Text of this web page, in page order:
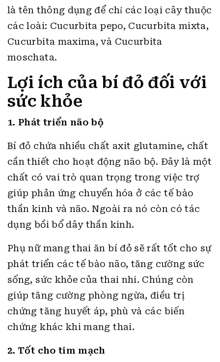
là tên thông dụng để chỉ các loại cây thuộc
các loài: Cucurbita pepo, Cucurbita mixta,
Cucurbita maxima, và Cucurbita
moschata.
Lợi ích của bí đỏ đối với
sức khỏe
1. Phát triển não bộ
Bí đỏ chứa nhiều chất axit glutamine, chất
cần thiết cho hoạt động não bộ. Đây là một
chất có vai trò quan trọng trong việc trợ
giúp phản ứng chuyển hóa ở các tế bào
thần kinh và não. Ngoài ra nó còn có tác
dụng bồi bổ dây thần kinh.
Phụ nữ mang thai ăn bí đỏ sẽ rất tốt cho sự
phát triển các tế bào não, tăng cường sức
sống, sức khỏe của thai nhi. Chúng còn
giúp tăng cường phòng ngừa, điều trị
chứng tăng huyết áp, phù và các biến
chứng khác khi mang thai.
2. Tốt cho tim mạch